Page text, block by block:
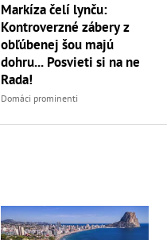
Markíza čelí lynču:
Kontroverzné zábery z
obľúbenej šou majú
dohru... Posvieti si na ne
Rada!
Domáci prominenti